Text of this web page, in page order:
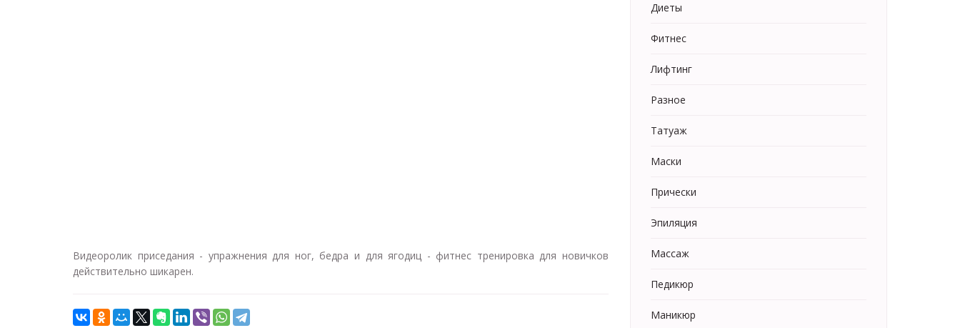
Видеоролик приседания - упражнения для ног, бедра и для ягодиц - фитнес тренировка для новичков
действительно шикарен.
Диеты
Фитнес
Лифтинг
Разное
Татуаж
Маски
Прически
Эпиляция
Массаж
Педикюр
Маникюр